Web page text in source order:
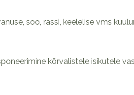
soo, rassi, keelelise vms
kõrvalistele isikutele